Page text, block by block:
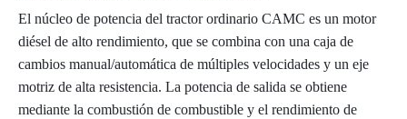
El núcleo de potencia del tractor ordinario CAMC es un motor
diésel de alto rendimiento, que se combina con una caja de
cambios manual/automática de múltiples velocidades y un eje
motriz de alta resistencia. La potencia de salida se obtiene
mediante la combustión de combustible y el rendimiento de